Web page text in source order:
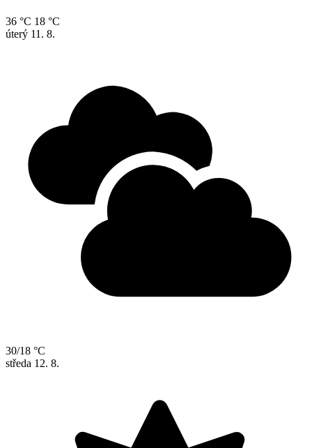
36 °C 18 °C
úterý 11. 8.
30/18 °C
středa 12. 8.